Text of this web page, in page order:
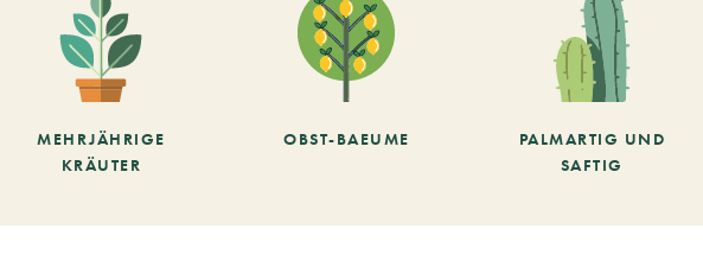
MEHRJÄHRIGE
KRÄUTER
OBST-BAEUME
PALMARTIG UND
SAFTIG